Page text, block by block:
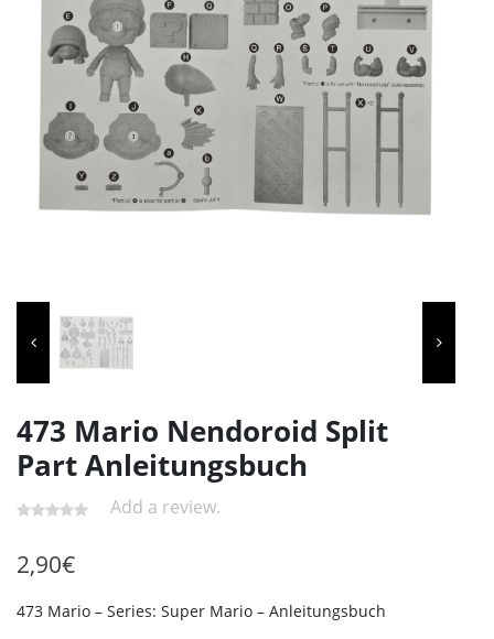
473 Mario Nendoroid Split
Part Anleitungsbuch
Add a review.
2,90€
473 Mario – Series: Super Mario – Anleitungsbuch